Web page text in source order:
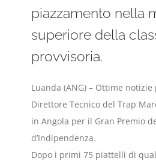
piazzamento nella
superiore della
provvisoria.
Luanda (ANG) – Ottime
Direttore Tecnico del Trap
in Angola per il Gran Premio
d’Indipendenza.
Dopo i primi 75 piattelli di